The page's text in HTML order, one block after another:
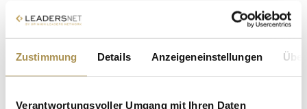
Zustimmung Details Anzeigeneinstellungen
Verantwortungsvoller Umgang mit Ihren Daten
Christian K. vor 2 Jahren
Es ist doch völlig abstrus, sich so erpressen zu lassen!
Und auch empfinde ich eine derart hohe Aktienanteil-
Da geht es um solide Arbeit und nicht mehr um